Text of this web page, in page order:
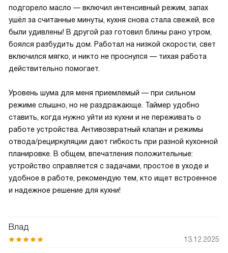
подгорело масло — включил интенсивный режим, запах
ушёл за считанные минуты, кухня снова стала свежей, все
были удивлены! В другой раз готовил блины рано утром,
боялся разбудить дом. Работал на низкой скорости, свет
включился мягко, и никто не проснулся — тихая работа
действительно помогает.
Уровень шума для меня приемлемый — при сильном
режиме слышно, но не раздражающе. Таймер удобно
ставить, когда нужно уйти из кухни и не переживать о
работе устройства. Антивозвратный клапан и режимы
отвода/рециркуляции дают гибкость при разной кухонной
планировке. В общем, впечатления положительные:
устройство справляется с задачами, простое в уходе и
удобное в работе, рекомендую тем, кто ищет встроенное
и надежное решение для кухни!
Влад
13.12.2025